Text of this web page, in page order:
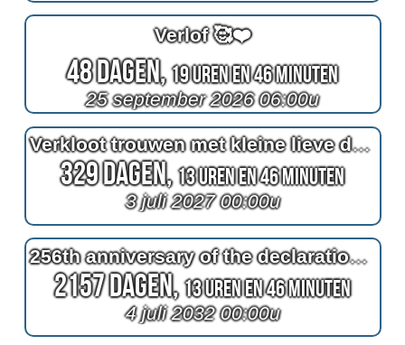
Verlof 🥰❤️
48 Dagen,19 Uren en 46 Minuten
25 september 2026 06:00u
Verkloot trouwen met kleine lieve demi
329 Dagen,13 Uren en 46 Minuten
3 juli 2027 00:00u
256th anniversary of the declaration of independence for the USA (2^2^3) (2^8)
2157 Dagen,13 Uren en 46 Minuten
4 juli 2032 00:00u